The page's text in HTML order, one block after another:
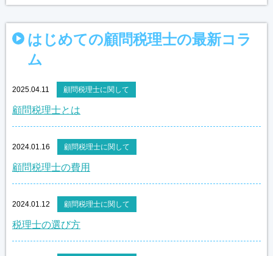
はじめての顧問税理士の最新コラ
ム
2025.04.11 顧問税理士に関して
顧問税理士とは
2024.01.16 顧問税理士に関して
顧問税理士の費用
2024.01.12 顧問税理士に関して
税理士の選び方